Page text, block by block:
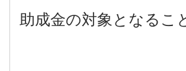
助成金の対象となるこ